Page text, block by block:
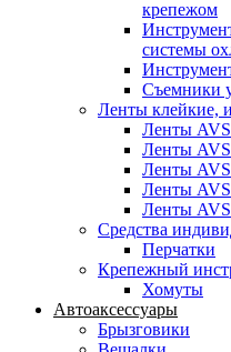
крепежом
системы
Съемники
Ленты клейкие,
Ленты
Ленты
Ленты AVS
Ленты
Ленты AVS
Средства
Перчатки
Крепежный
Хомуты
Автоаксессуары
Брызговики